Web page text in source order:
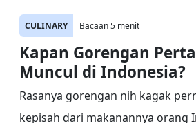
CULINARY Bacaan 5 menit
Kapan Gorengan
Muncul di Indonesia?
Rasanya gorengan nih kagak
kepisah dari makanannya orang